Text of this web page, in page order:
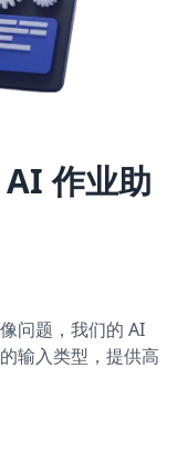
作业助
问题，我们的 AI
输入类型，提供高